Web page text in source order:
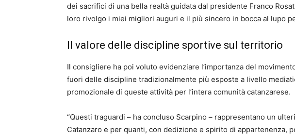
dei sacrifici di una bella realtà guidata dal presidente Franco
loro rivolgo i miei migliori auguri e il più sincero in bocca al lupo
Il valore delle discipline sportive sul territorio
Il consigliere ha poi voluto evidenziare l’importanza del
fuori delle discipline tradizionalmente più esposte a livello
promozionale di queste attività per l’intera comunità catanzarese.
“Questi traguardi – ha concluso Scarpino – rappresentano un
Catanzaro e per quanti, con dedizione e spirito di appartenenza,